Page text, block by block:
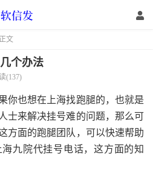
文
个办法
(137)
你也想在上海找跑腿的，也就是
士来解决挂号难的问题，那么可
方面的跑腿团队，可以快速帮助
九院代挂号电话，这方面的知